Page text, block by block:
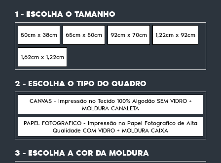
1 - ESCOLHA O TAMANHO
50cm x 38cm 65cm x 50cm 92cm x 70cm 1,22cm x 92cm
1,62cm x 1,22cm
2 - ESCOLHA O TIPO DO QUADRO
CANVAS - Impressão no Tecido 100% Algodão SEM VIDRO +
MOLDURA CANALETA
PAPEL FOTOGRAFICO - Impressão no Papel Fotografico de Alta
Qualidade COM VIDRO + MOLDURA CAIXA
3 - ESCOLHA A COR DA MOLDURA